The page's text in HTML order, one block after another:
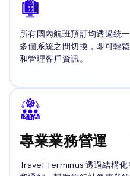
所有國內航班預訂均透過統
多個系統之間切換，即可輕
和管理客戶資訊。
專業業務營運
Travel Terminus 透過結構